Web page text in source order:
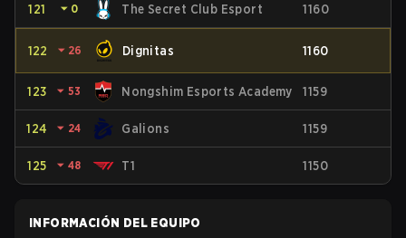
121 ⏷ 0 The Secret Club Esport 1160
122 ⏷ 26 Dignitas 1160
123 ⏷ 53 Nongshim Esports Academy 1159
124 ⏷ 24 Galions 1159
125 ⏷ 48 T1 1150
INFORMACIÓN DEL EQUIPO